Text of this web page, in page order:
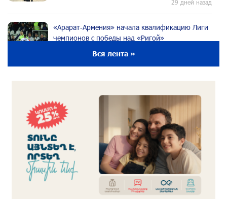
29 дней назад
«Арарат‑Армения» начала квалификацию Лиги
чемпионов с победы над «Ригой»
Аравийским морем
29 дней назад
Вопрос об аресте Чалабяна дошел до
Европейского парламента: «Паст»
30 дней назад
Вся лента »